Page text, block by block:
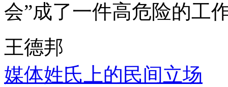
会”成了一件高危险的工
王德邦
媒体姓氏上的民间立场